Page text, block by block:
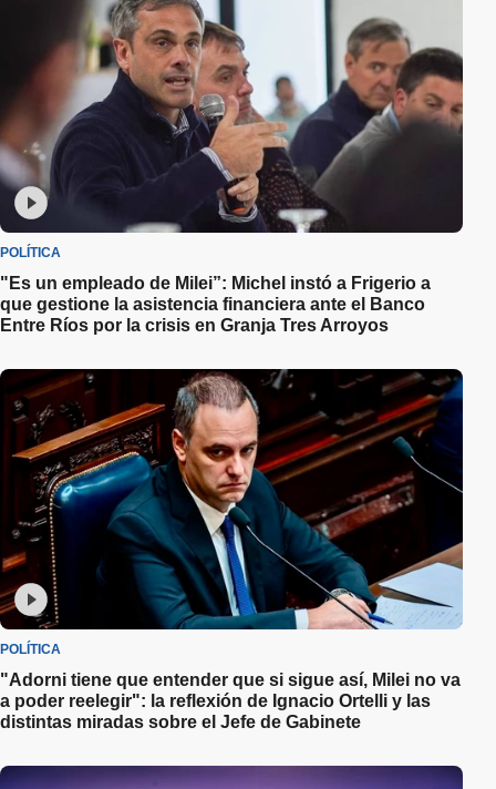
POLÍTICA
"Es un empleado de Milei”: Michel instó a Frigerio a
que gestione la asistencia financiera ante el Banco
Entre Ríos por la crisis en Granja Tres Arroyos
POLÍTICA
"Adorni tiene que entender que si sigue así, Milei no va
a poder reelegir": la reflexión de Ignacio Ortelli y las
distintas miradas sobre el Jefe de Gabinete